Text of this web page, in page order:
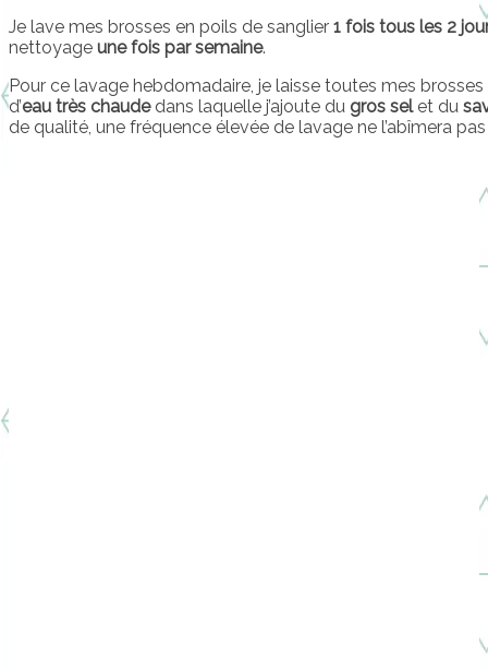
Je lave mes brosses en poils de sanglier 1 fois tous les 2
nettoyage une fois par semaine.
Pour ce lavage hebdomadaire, je laisse toutes mes
d’eau très chaudedans laquelle j’ajoute du gros sel et du
de qualité, une fréquence élevée de lavage ne l’abîmera